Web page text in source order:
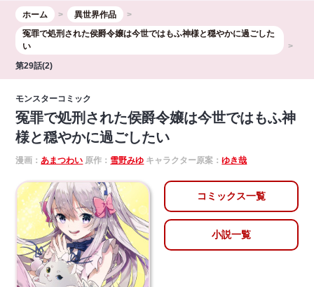
ホーム
異世界作品
冤罪で処刑された侯爵令嬢は今世ではもふ神様と穏やかに過ごした
い
第29話(2)
モンスターコミック
冤罪で処刑された侯爵令嬢は今世ではもふ神
様と穏やかに過ごしたい
漫画：あまつわい 原作： 雪野みゆ キャラクター原案：ゆき哉
コミックス一覧
小説一覧